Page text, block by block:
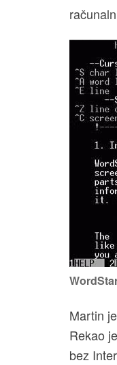
Martin
Rekao
bez